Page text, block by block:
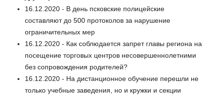
16.12.2020 - В день псковские полицейские
составляют до 500 протоколов за нарушение
ограничительных мер
16.12.2020 - Как соблюдается запрет главы региона на
посещение торговых центров несовершеннолетними
без сопровождения родителей?
16.12.2020 - На дистанционное обучение перешли не
только учебные заведения, но и кружки и секции